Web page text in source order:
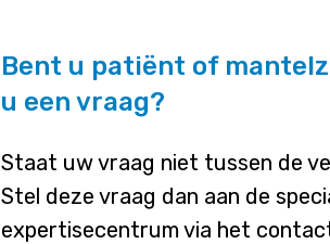
Bent u patiënt of
u een vraag?
Staat uw vraag niet tussen de
Stel deze vraag dan aan de
expertisecentrum via het